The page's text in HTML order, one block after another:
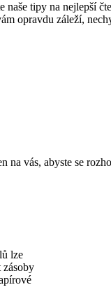
naše tipy na nejlepší
opravdu záleží,
vás, abyste se
lze
zásoby